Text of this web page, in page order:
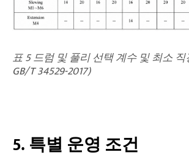
표 5 드럼 및 풀리 선택 계수 및 최소
GB/T 34529-2017)
5. 특별 운영 조건